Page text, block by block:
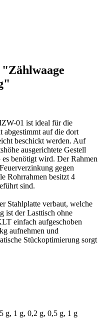
01 ist ideal für die
abgestimmt auf die dort
beschickt werden. Auf
ausgerichtete Gestell
benötigt wird. Der Rahmen
gegen
Rohrrahmen besitzt 4
sind.
Stahlplatte verbaut, welche
ist der Lasttisch ohne
einfach aufgeschoben
aufnehmen und
Stückoptimierung sorgt
g, 1 g, 0,2 g, 0,5 g, 1 g